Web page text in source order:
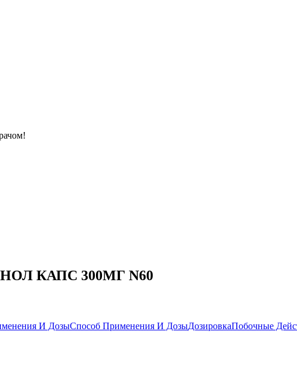
КАПС 300МГ N60
И ДозыСпособ Применения И ДозыДозировкаПобочные